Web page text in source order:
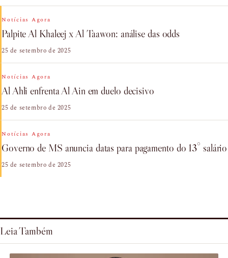
Notícias Agora
Palpite Al Khaleej x Al Taawon: análise das odds
25 de setembro de 2025
Notícias Agora
Al Ahli enfrenta Al Ain em duelo decisivo
25 de setembro de 2025
Notícias Agora
Governo de MS anuncia datas para pagamento do 13° salário
25 de setembro de 2025
Leia Também